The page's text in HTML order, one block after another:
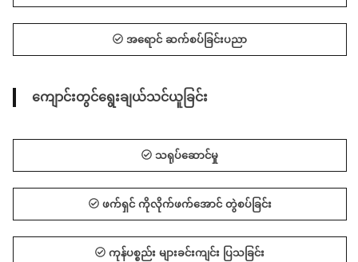
အရောင် ဆက်စပ်ခြင်းပညာ
ကျောင်းတွင်ရွေးချယ်သင်ယူခြင်း
သရုပ်ဆောင်မှု
ဖက်ရှင် ကိုလိုက်ဖက်အောင် တွဲစပ်ခြင်း
ကုန်ပစ္စည်း များခင်းကျင်း ပြသခြင်း